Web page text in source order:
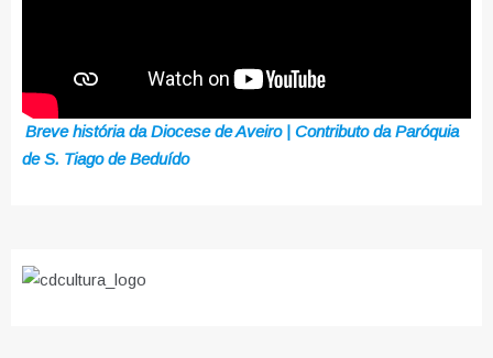
Breve história da Diocese de Aveiro | Contributo da Paróquia
de S. Tiago de Beduído